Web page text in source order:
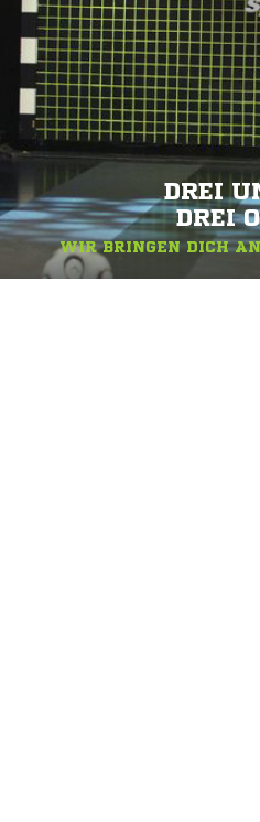
DREI
DREI
WIR BRINGEN DICH